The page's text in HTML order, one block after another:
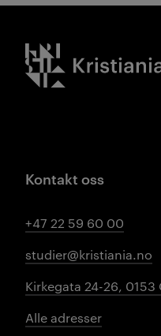
Kristiania logo
Kontakt oss
+47 22 59 60 00
studier@kristiania.no
Kirkegata 24-26, 0153
Alle adresser